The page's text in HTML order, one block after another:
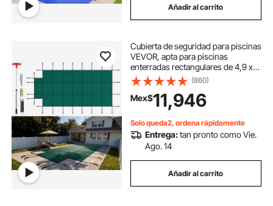
Añadir al carrito
Cubierta de seguridad para piscinas
VEVOR, apta para piscinas
enterradas rectangulares de 4,9 x
9,75 m (16 x 32 pies), cubierta de
seguridad con escalón central de
1,2 x 3 m (4 x 10 pies), cubierta de
malla sólida con orificios de drenaje
para piscinas, cubierta de
seguridad de invierno, color verde.
(860)
Mex$11,946
Solo queda2, ordena rápidamente
Entrega:tan pronto como Vie.
Ago. 14
Añadir al carrito